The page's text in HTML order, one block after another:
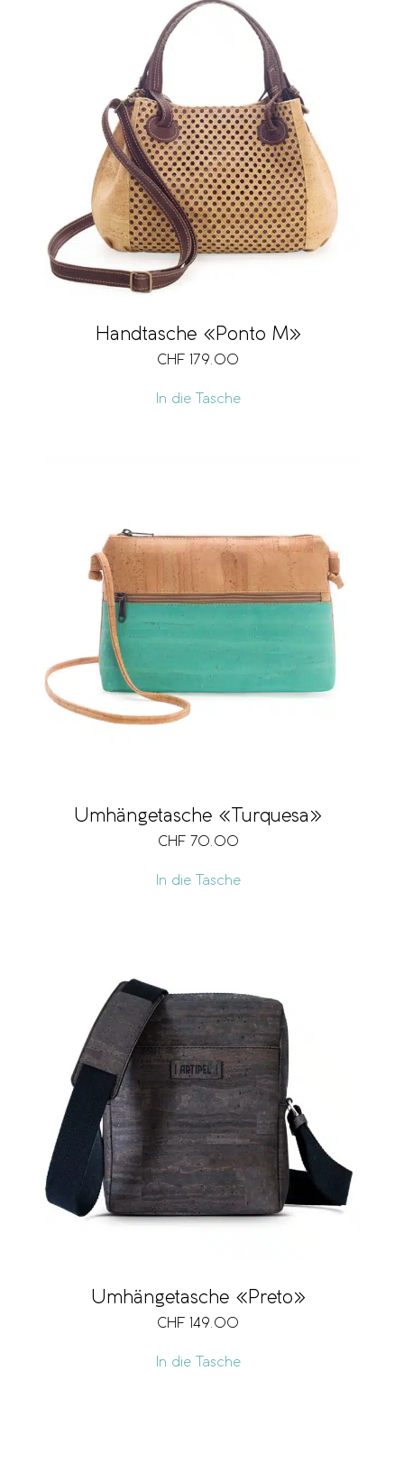
Handtasche «Ponto M»
CHF 179.00
In die Tasche
Umhängetasche «Turquesa»
CHF 70.00
In die Tasche
Umhängetasche «Preto»
CHF 149.00
In die Tasche